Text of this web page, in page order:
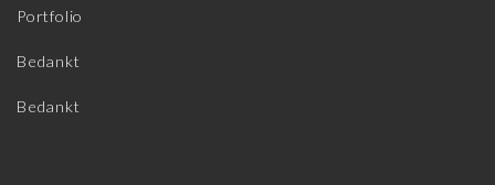
Portfolio
Bedankt
Bedankt